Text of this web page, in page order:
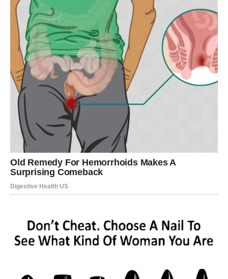
LAV
Lavovima ponedeljak donosi energiju samopouzdanja i
želju da zablistaju. Ovo je dan kada možete pokazati svoje
talente i ostaviti snažan utisak na ljude oko sebe.
Na poslovnom planu moguće je da ćete dobiti priliku da
preuzmete veću odgovornost ili da pokažete svoje
sposobnosti. Važno je da verujete u sebe i svoje ideje.
U ljubavi vas očekuju zanimljivi trenuci. Partner može
pokazati više pažnje nego inače, dok slobodni Lavovi
mogu privući nečiju pažnju svojim šarmom.
DEVICA
Device će ponedeljak provesti razmišljajući o obavezama
i planovima. Ovo je dan kada ćete želeti da sve bude